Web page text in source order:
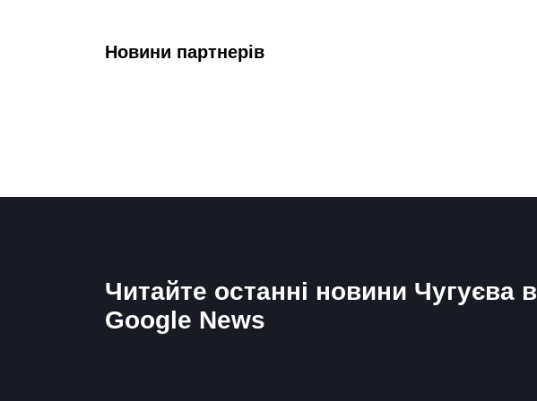
Новини партнерів
Читайте останні новини Чугуєва в
Google News